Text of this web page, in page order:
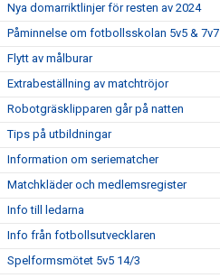
Nya domarriktlinjer för resten av 2024
Påminnelse om fotbollsskolan 5v5 & 7v7
Flytt av målburar
Extrabeställning av matchtröjor
Robotgräsklipparen går på natten
Tips på utbildningar
Information om seriematcher
Matchkläder och medlemsregister
Info till ledarna
Info från fotbollsutvecklaren
Spelformsmötet 5v5 14/3